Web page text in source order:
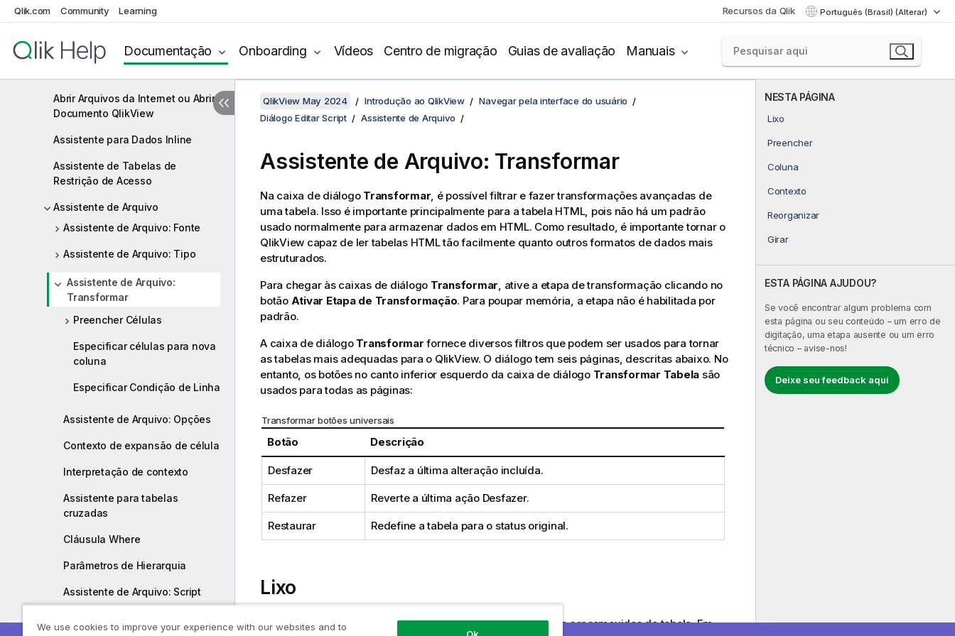
Qlik.com Community Learning Recursos da Qlik Português (Brasil) (Alterar)
Documentação Onboarding Vídeos Centro de migração Guias de avaliação Manuais
Conectar à Fonte de Dados
Criar Comando Select
Abrir Arquivos da Internet ou Abrir
Documento QlikView
Assistente para Dados Inline
Assistente de Tabelas de
Restrição de Acesso
Assistente de Arquivo
Assistente de Arquivo: Fonte
Assistente de Arquivo: Tipo
Assistente de Arquivo:
Transformar
Preencher Células
Especificar células para nova
coluna
Especificar Condição de Linha
Assistente de Arquivo: Opções
Contexto de expansão de célula
Interpretação de contexto
Assistente para tabelas
cruzadas
Cláusula Where
Parâmetros de Hierarquia
Assistente de Arquivo: Script
NESTA PÁGINA
Lixo
Preencher
Coluna
Contexto
Reorganizar
Girar
ESTA PÁGINA AJUDOU?
Se você encontrar algum problema com
esta página ou seu conteúdo – um erro de
digitação, uma etapa ausente ou um erro
técnico – avise-nos!
Deixe seu feedback aqui
QlikView May 2024 Introdução ao QlikView
Navegar pela interface do usuário
Diálogo Editar Script
Assistente de Arquivo
Assistente de Arquivo: Transformar
Na caixa de diálogo Transformar, é possível filtrar e fazer transformações avançadas de
uma tabela. Isso é importante principalmente para a tabela HTML, pois não há um padrão
usado normalmente para armazenar dados em HTML. Como resultado, é importante tornar o
QlikView capaz de ler tabelas HTML tão facilmente quanto outros formatos de dados mais
estruturados.
Para chegar às caixas de diálogo Transformar, ative a etapa de transformação clicando no
botão Ativar Etapa de Transformação. Para poupar memória, a etapa não é habilitada por
padrão.
A caixa de diálogo Transformar fornece diversos filtros que podem ser usados para tornar
as tabelas mais adequadas para o QlikView. O diálogo tem seis páginas, descritas abaixo. No
entanto, os botões no canto inferior esquerdo da caixa de diálogo Transformar Tabela são
usados para todas as páginas:
Transformar botões universais
Botão Descrição
Desfazer Desfaz a última alteração incluída.
Refazer Reverte a última ação Desfazer.
Restaurar Redefine a tabela para o status original.
Lixo
Na abaLixo, as linhas e colunas que contiverem lixo poderão ser removidas da tabela. Em
We use cookies to improve your experience with our websites and to